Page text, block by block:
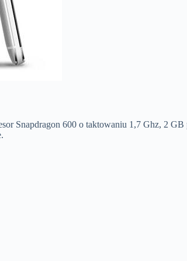
Snapdragon 600 o taktowaniu 1,7 Ghz, 2